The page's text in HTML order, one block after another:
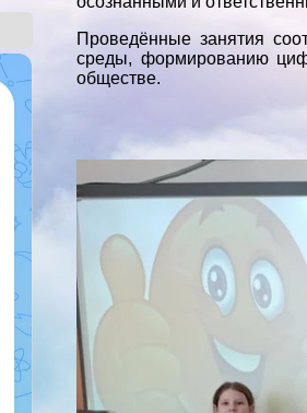
Проведённые занятия
среды, формированию
обществе.